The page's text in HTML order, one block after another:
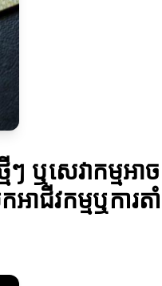
ឬសេវាកម្មអាច
ាជីវកម្មឬការត